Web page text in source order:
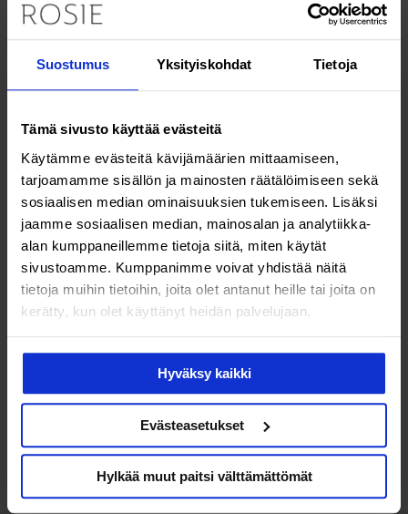
Suostumus Yksityiskohdat Tietoja
Tämä sivusto käyttää evästeitä
Käytämme evästeitä kävijämäärien mittaamiseen,
tarjoamamme sisällön ja mainosten räätälöimiseen sekä
sosiaalisen median ominaisuuksien tukemiseen. Lisäksi
jaamme sosiaalisen median, mainosalan ja analytiikka-
alan kumppaneillemme tietoja siitä, miten käytät
sivustoamme. Kumppanimme voivat yhdistää näitä
tietoja muihin tietoihin, joita olet antanut heille tai joita on
kerätty, kun olet käyttänyt heidän palvelujaan.
Hyväksy kaikki
Evästeasetukset
Hylkää muut paitsi välttämättömät
Terveys & hyvinvointi
Luukatoa sairastava Helena
Paulasto: ”Osteoporoosin kanssa
voi opetella elämään”
Lisää luettavaa